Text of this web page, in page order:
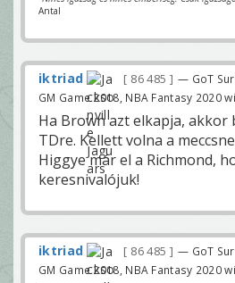
Antal
iktriad 86 485
— GoT
GM Game 2018, NBA Fantasy 2020
Ha Brown azt elkapja, akkor
TDre. Kellett volna a
Higgye már el a Richmond,
keresnivalójuk!
iktriad 86 485
— GoT
GM Game 2018, NBA Fantasy 2020